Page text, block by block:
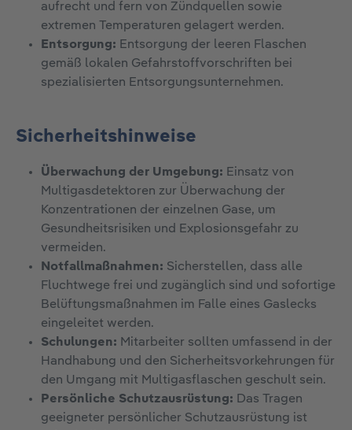
aufrecht und fern von Zündquellen sowie
extremen Temperaturen gelagert werden.
Entsorgung: Entsorgung der leeren Flaschen
gemäß lokalen Gefahrstoffvorschriften bei
spezialisierten Entsorgungsunternehmen.
Sicherheitshinweise
Überwachung der Umgebung: Einsatz von
Multigasdetektoren zur Überwachung der
Konzentrationen der einzelnen Gase, um
Gesundheitsrisiken und Explosionsgefahr zu
vermeiden.
Notfallmaßnahmen: Sicherstellen, dass alle
Fluchtwege frei und zugänglich sind und sofortige
Belüftungsmaßnahmen im Falle eines Gaslecks
eingeleitet werden.
Schulungen: Mitarbeiter sollten umfassend in der
Handhabung und den Sicherheitsvorkehrungen für
den Umgang mit Multigasflaschen geschult sein.
Persönliche Schutzausrüstung: Das Tragen
geeigneter persönlicher Schutzausrüstung ist